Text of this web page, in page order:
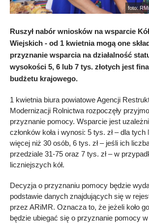
foto:
Ruszył nabór wniosków na wsparcie
Wiejskich - od 1 kwietnia mogą one
przyznanie wsparcia na działalność
wysokości 5, 6 lub 7 tys. złotych jest
budżetu krajowego.
1 kwietnia biura powiatowe Agencji
Modernizacji Rolnictwa rozpoczęły
przyznanie pomocy. Wsparcie jest
członków koła i wynosi: 5 tys. zł – dla
więcej niż 30 osób, 6 tys. zł – jeśli ich
przedziale 31-75 oraz 7 tys. zł – w
liczniejszych kół.
Decyzja o przyznaniu pomocy będzie
podstawie danych znajdujących się w
przez ARiMR. Oznacza to, że jeżeli koło
będzie ubiegać się o przyznanie pomocy